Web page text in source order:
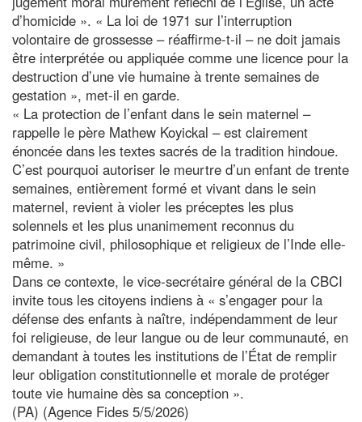
d’homicide ». « La loi de 1971 sur l’interruption
volontaire de grossesse – réaffirme-t-il – ne doit jamais
être interprétée ou appliquée comme une licence pour la
destruction d’une vie humaine à trente semaines de
gestation », met-il en garde.
« La protection de l’enfant dans le sein maternel –
rappelle le père Mathew Koyickal – est clairement
énoncée dans les textes sacrés de la tradition hindoue.
C’est pourquoi autoriser le meurtre d’un enfant de trente
semaines, entièrement formé et vivant dans le sein
maternel, revient à violer les préceptes les plus
solennels et les plus unanimement reconnus du
patrimoine civil, philosophique et religieux de l’Inde elle-
même. »
Dans ce contexte, le vice-secrétaire général de la CBCI
invite tous les citoyens indiens à « s’engager pour la
défense des enfants à naître, indépendamment de leur
foi religieuse, de leur langue ou de leur communauté, en
demandant à toutes les institutions de l’État de remplir
leur obligation constitutionnelle et morale de protéger
toute vie humaine dès sa conception ».
(PA) (Agence Fides 5/5/2026)